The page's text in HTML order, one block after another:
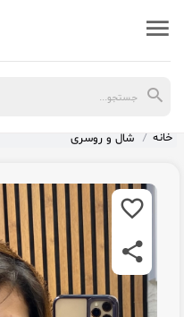
خانه شال و روسری